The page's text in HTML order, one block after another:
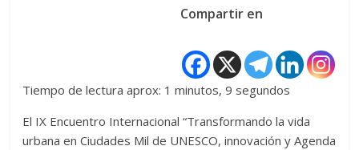
Compartir en
Tiempo de lectura aprox: 1 minutos, 9 segundos
El IX Encuentro Internacional “Transformando la vida
urbana en Ciudades Mil de UNESCO, innovación y Agenda